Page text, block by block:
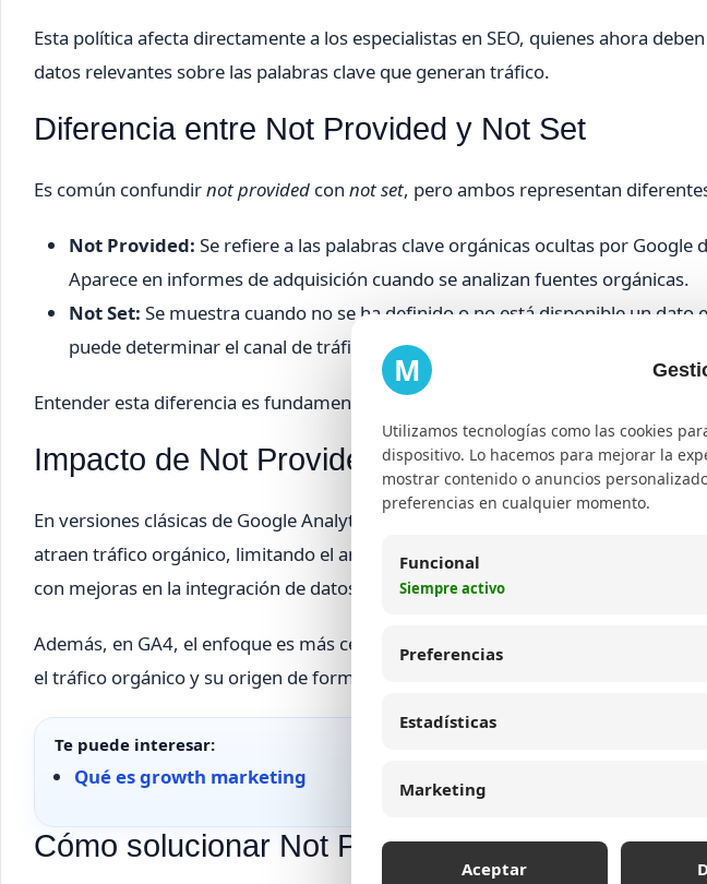
Esta política afecta directamente a los especialistas en SEO, quienes ahora
datos relevantes sobre las palabras clave que generan tráfico.
Diferencia entre Not Provided y Not Set
Es común confundirnot provided con not set, pero ambos representan
Not Provided: Se refiere a las palabras clave orgánicas ocultas por Google
Aparece en informes de adquisición cuando se analizan fuentes orgánicas.
Not Set: Se muestra cuando no se ha definido o no está disponible un dato
puede determinar el canal de tráfico o la dimensión analizada no tiene un
Entender esta diferencia es fundamental para interpretar correctamente los
Impacto de Not Provided en Google Analytics y
En versiones clásicas de Google Analytics, el problema de Not Provided afecta
atraen tráfico orgánico, limitando el análisis de rendimiento SEO. Con la llegada
con mejoras en la integración de datos y reportes, el acceso a keywords sigue
Además, en GA4, el enfoque es más centrado en eventos y usuarios, lo que
el tráfico orgánico y su origen de forma más indirecta.
Te puede interesar:
Qué es growth marketing
Cómo solucionar Not Provided en SEO:
M
Utilizamos tecnologías como las cookies
dispositivo. Lo hacemos para mejorar la
mostrar contenido o anuncios
preferencias en cualquier momento.
Funcional
Siempre activo
Preferencias
Estadísticas
Marketing
Aceptar